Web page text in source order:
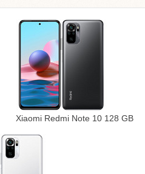
Xiaomi Redmi Note 10 128 GB